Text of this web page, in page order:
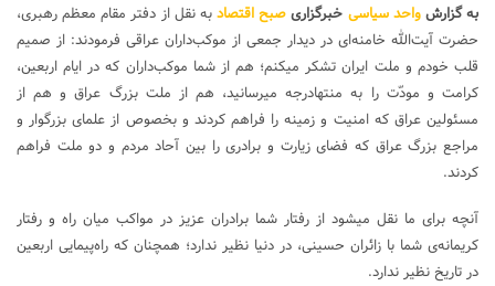
به گزارشواحد سیاسی خبرگزاریصبح اقتصادبه نقل از دفتر مقام معظم رهبری،
حضرت آیت‌الله خامنه‌ای در دیدار جمعی از موکب‌داران عراقی فرمودند: از صمیم
قلب خودم و ملت ایران تشکر میکنم؛ هم از شما موکب‌داران که در ایام اربعین،
کرامت و مودّت را به منتهادرجه میرسانید، هم از ملت بزرگ عراق و هم از
مسئولین عراق که امنیت و زمینه را فراهم کردند و بخصوص از علمای بزرگوار و
مراجع بزرگ عراق که فضای زیارت و برادری را بین آحاد مردم و دو ملت فراهم
کردند.
آنچه برای ما نقل میشود از رفتار شما برادران عزیز در مواکب میان راه و رفتار
کریمانه‌ی شما با زائران حسینی، در دنیا نظیر ندارد؛ همچنان که راه‌پیمایی اربعین
در تاریخ نظیر ندارد.